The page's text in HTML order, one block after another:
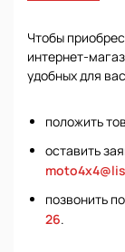
Чтобы
интернет-
удобных для
положить
оставить
позвонить
26.